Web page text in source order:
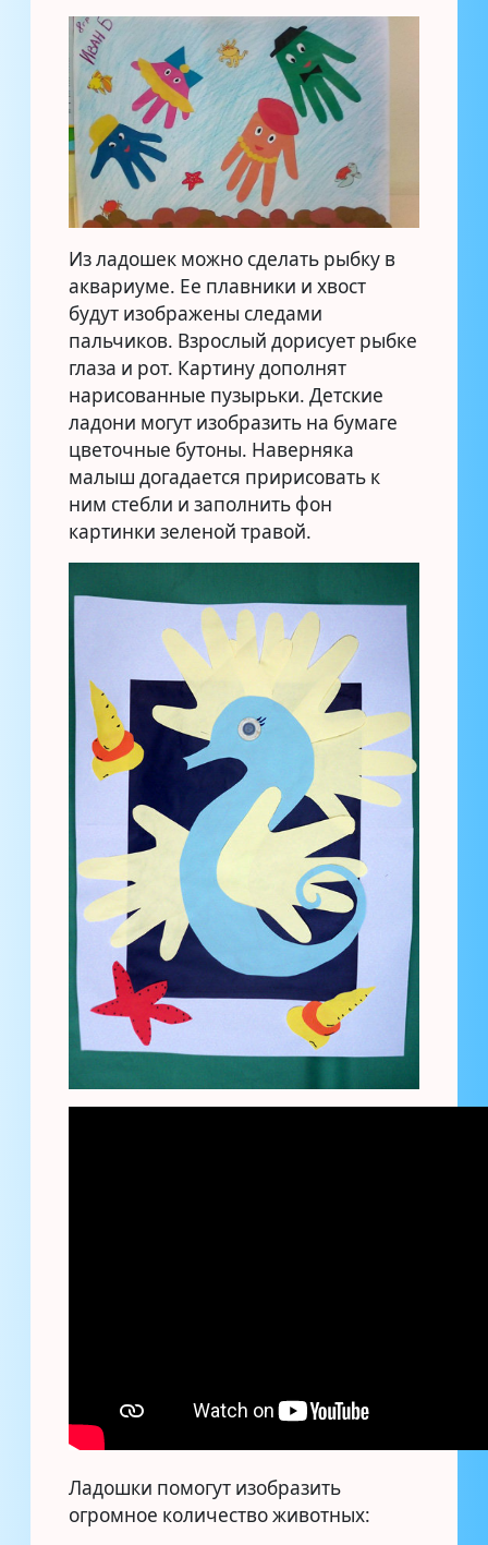
Из ладошек можно сделать рыбку в
аквариуме. Ее плавники и хвост
будут изображены следами
пальчиков. Взрослый дорисует рыбке
глаза и рот. Картину дополнят
нарисованные пузырьки. Детские
ладони могут изобразить на бумаге
цветочные бутоны. Наверняка
малыш догадается пририсовать к
ним стебли и заполнить фон
картинки зеленой травой.
Ладошки помогут изобразить
огромное количество животных: